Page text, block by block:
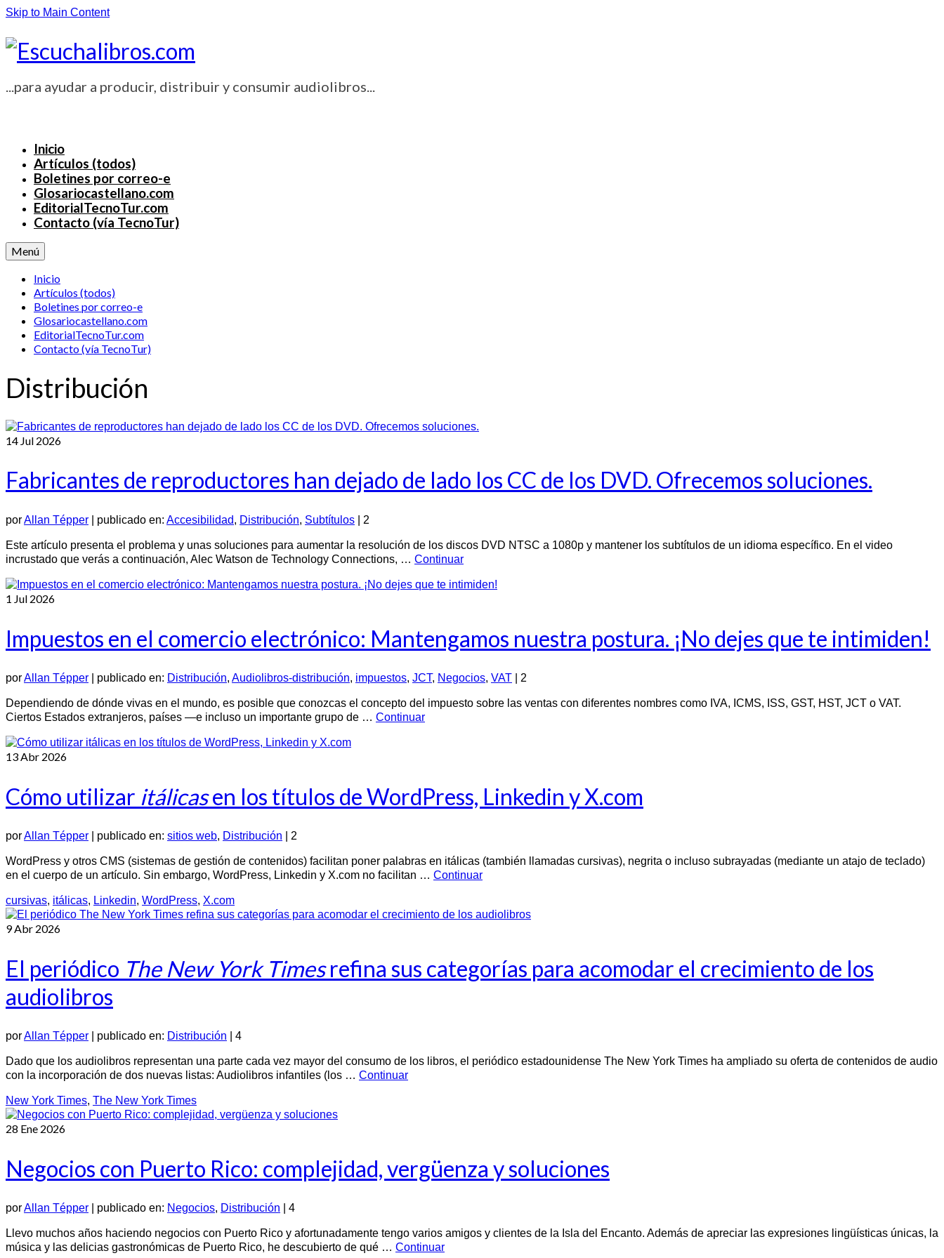
Skip to Main Content
...para ayudar a producir, distribuir y consumir audiolibros...
Inicio
Artículos (todos)
Boletines por correo-e
Glosariocastellano.com
EditorialTecnoTur.com
Contacto (vía TecnoTur)
Menú
Inicio
Artículos (todos)
Boletines por correo-e
Glosariocastellano.com
EditorialTecnoTur.com
Contacto (vía TecnoTur)
Distribución
14 Jul 2026
Fabricantes de reproductores han dejado de lado los CC de los DVD. Ofrecemos soluciones.
porAllan Tépper publicado en: Accesibilidad, Distribución, Subtítulos 2
Este artículo presenta el problema y unas soluciones para aumentar la resolución de los discos DVD NTSC a 1080p y mantener los subtítulos de un idioma específico. En el video
incrustado que verás a continuación, Alec Watson de Technology Connections, … Continuar
1 Jul 2026
Impuestos en el comercio electrónico: Mantengamos nuestra postura. ¡No dejes que te intimiden!
porAllan Tépper publicado en: Distribución, Audiolibros-distribución, impuestos, JCT, Negocios, VAT 2
Dependiendo de dónde vivas en el mundo, es posible que conozcas el concepto del impuesto sobre las ventas con diferentes nombres como IVA, ICMS, ISS, GST, HST, JCT o VAT.
Ciertos Estados extranjeros, países —e incluso un importante grupo de … Continuar
13Abr 2026
Cómo utilizar itálicasen los títulos de WordPress, Linkedin y X.com
porAllan Tépper publicado en: sitios web, Distribución 2
WordPress y otros CMS (sistemas de gestión de contenidos) facilitan poner palabras en itálicas (también llamadas cursivas), negrita o incluso subrayadas (mediante un atajo de teclado)
en el cuerpo de un artículo. Sin embargo, WordPress, Linkedin y X.com no facilitan … Continuar
cursivas, itálicas, Linkedin, WordPress, X.com
9Abr 2026
El periódico The New York Timesrefina sus categorías para acomodar el crecimiento de los
audiolibros
porAllan Tépper publicado en: Distribución 4
Dado que los audiolibros representan una parte cada vez mayor del consumo de los libros, el periódico estadounidense The New York Times ha ampliado su oferta de contenidos de audio
con la incorporación de dos nuevas listas: Audiolibros infantiles (los … Continuar
New York Times, The New York Times
28 Ene 2026
Negocios con Puerto Rico: complejidad, vergüenza y soluciones
porAllan Tépper publicado en: Negocios, Distribución 4
Llevo muchos años haciendo negocios con Puerto Rico y afortunadamente tengo varios amigos y clientes de la Isla del Encanto. Además de apreciar las expresiones lingüísticas únicas, la
música y las delicias gastronómicas de Puerto Rico, he descubierto de qué … Continuar